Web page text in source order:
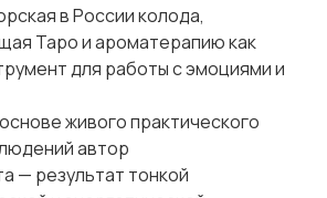
в России колода,
Таро и ароматерапию как
для работы с эмоциями и
живого практического
автор
— результат тонкой